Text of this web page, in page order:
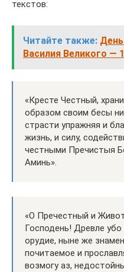
текстов:
Читайте также:
Василия Великого —
«Кресте Честный,
образом своим бесы
страсти упражняя и
жизнь, и силу,
честными Пречистыя
Аминь».
«О Пречестный и
Господень! Древле
орудие, ныне же
почитаемое и
возмогу аз,